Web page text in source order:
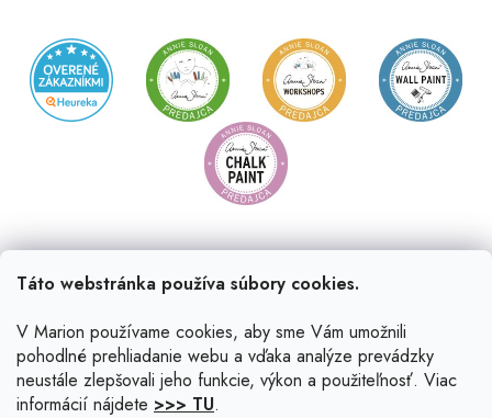
Táto webstránka používa súbory cookies.
V Marion používame cookies, aby sme Vám umožnili
pohodlné prehliadanie webu a vďaka analýze prevádzky
neustále zlepšovali jeho funkcie, výkon a použiteľnosť. Viac
informácií nájdete >>> TU.